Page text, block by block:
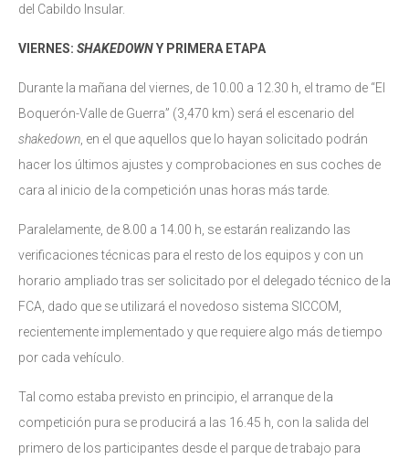
del Cabildo Insular.
VIERNES: SHAKEDOWNY PRIMERA ETAPA
Durante la mañana del viernes, de 10.00 a 12.30 h, el tramo de “El
Boquerón-Valle de Guerra” (3,470 km) será el escenario del
shakedown , en el que aquellos que lo hayan solicitado podrán
hacer los últimos ajustes y comprobaciones en sus coches de
cara al inicio de la competición unas horas más tarde.
Paralelamente, de 8.00 a 14.00 h, se estarán realizando las
verificaciones técnicas para el resto de los equipos y con un
horario ampliado tras ser solicitado por el delegado técnico de la
FCA, dado que se utilizará el novedoso sistema SICCOM,
recientemente implementado y que requiere algo más de tiempo
por cada vehículo.
Tal como estaba previsto en principio, el arranque de la
competición pura se producirá a las 16.45 h, con la salida del
primero de los participantes desde el parque de trabajo para